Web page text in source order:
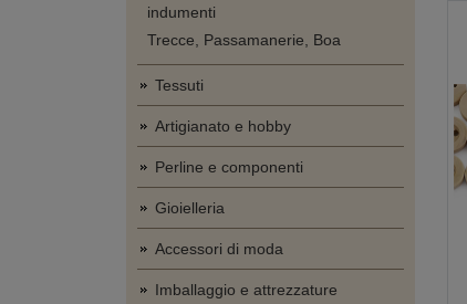
indumenti
Trecce, Passamanerie, Boa
Tessuti
Artigianato e hobby
Perline e componenti
Gioielleria
Accessori di moda
Imballaggio e attrezzature